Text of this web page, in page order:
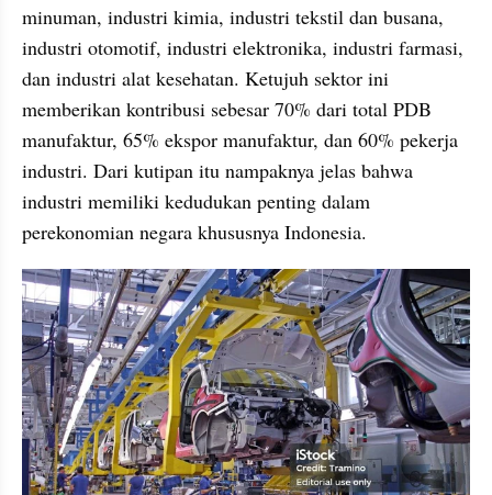
minuman, industri kimia, industri tekstil dan busana,
industri otomotif, industri elektronika, industri farmasi,
dan industri alat kesehatan. Ketujuh sektor ini
memberikan kontribusi sebesar 70% dari total PDB
manufaktur, 65% ekspor manufaktur, dan 60% pekerja
industri. Dari kutipan itu nampaknya jelas bahwa
industri memiliki kedudukan penting dalam
perekonomian negara khususnya Indonesia.